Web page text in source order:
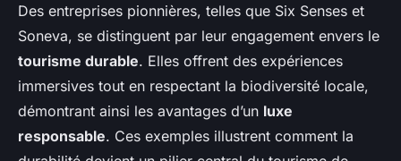
Des entreprises pionnières, telles que Six Senses et
Soneva, se distinguent par leur engagement envers le
tourisme durable. Elles offrent des expériences
immersives tout en respectant la biodiversité locale,
démontrant ainsi les avantages d’un luxe
responsable. Ces exemples illustrent comment la